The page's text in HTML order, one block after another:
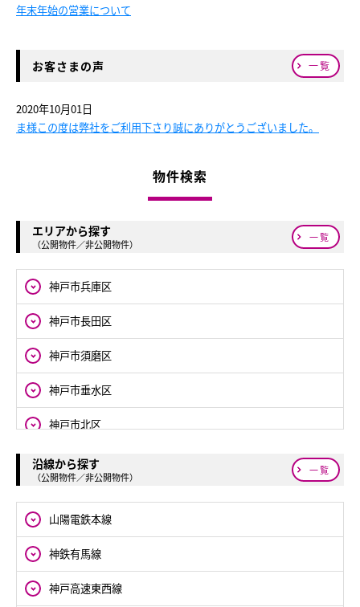
年末年始の営業について
お客さまの声 一覧
2020年10月01日
ま様この度は弊社をご利用下さり誠にありがとうございました。
物件検索
エリアから探す
（公開物件／非公開物件）
一覧
神戸市兵庫区
神戸市長田区
神戸市須磨区
神戸市垂水区
神戸市北区
神戸市西区
沿線から探す
（公開物件／非公開物件）
一覧
山陽電鉄本線
神鉄有馬線
神戸高速東西線